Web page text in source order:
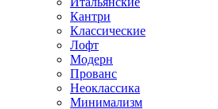
Кантри
Классические
Лофт
Модерн
Прованс
Неоклассика
Минимализм